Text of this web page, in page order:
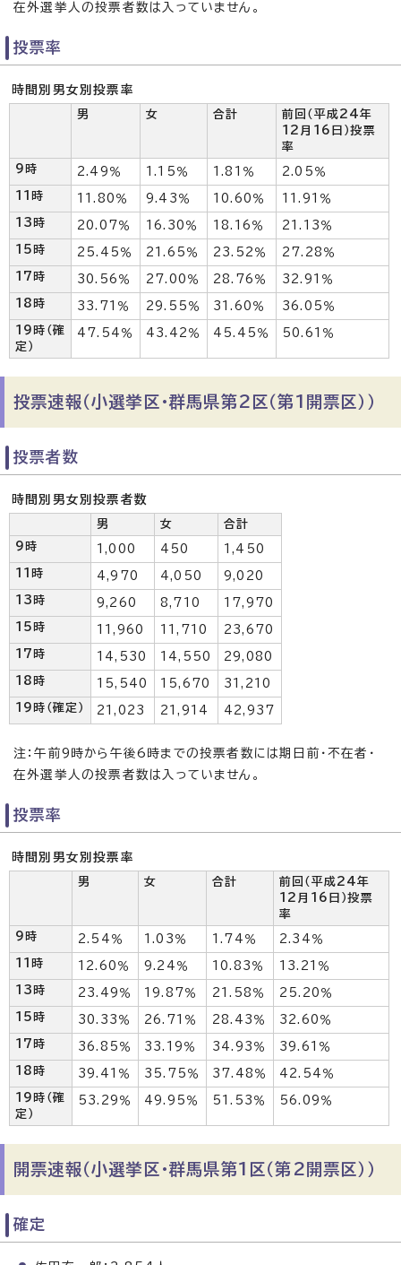
在外選挙人の投票者数は入っていません。
投票率
時間別男女別投票率
男 女 合計
前回（平成24年
12月16日）投票
率
9時
2.49％ 1.15％ 1.81％ 2.05％
11時 11.80％ 9.43％ 10.60％ 11.91％
13時 20.07％ 16.30％ 18.16％ 21.13％
15時 25.45％ 21.65％ 23.52％ 27.28％
17時 30.56％ 27.00％ 28.76％ 32.91％
18時 33.71％ 29.55％ 31.60％ 36.05％
19時（確
定）
47.54％ 43.42％ 45.45％ 50.61％
投票速報（小選挙区・群馬県第2区（第1開票区））
投票者数
時間別男女別投票者数
男 女
合計
9時
1,000 450 1,450
11時 4,970 4,050 9,020
13時 9,260 8,710 17,970
15時 11,960 11,710 23,670
17時 14,530 14,550 29,080
18時 15,540 15,670 31,210
19時（確定） 21,023 21,914 42,937
注：午前9時から午後6時までの投票者数には期日前・不在者・
在外選挙人の投票者数は入っていません。
投票率
時間別男女別投票率
男 女 合計
前回（平成24年
12月16日）投票
率
9時
2.54％ 1.03％ 1.74％ 2.34％
11時 12.60％ 9.24％ 10.83％ 13.21％
13時 23.49％ 19.87％ 21.58％ 25.20％
15時 30.33％ 26.71％ 28.43％ 32.60％
17時 36.85％ 33.19％ 34.93％ 39.61％
18時 39.41％ 35.75％ 37.48％ 42.54％
19時（確
定）
53.29％ 49.95％ 51.53％ 56.09％
開票速報（小選挙区・群馬県第1区（第2開票区））
確定